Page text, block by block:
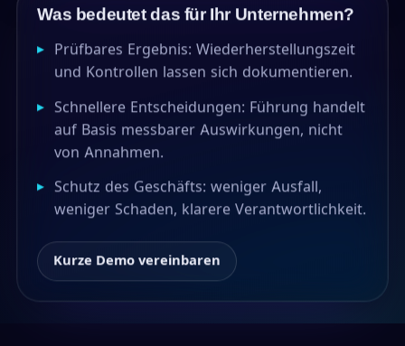
Was bedeutet das für Ihr Unternehmen?
▸ Prüfbares Ergebnis: Wiederherstellungszeit
und Kontrollen lassen sich dokumentieren.
▸ Schnellere Entscheidungen: Führung handelt
auf Basis messbarer Auswirkungen, nicht
von Annahmen.
▸ Schutz des Geschäfts: weniger Ausfall,
weniger Schaden, klarere Verantwortlichkeit.
Kurze Demo vereinbaren